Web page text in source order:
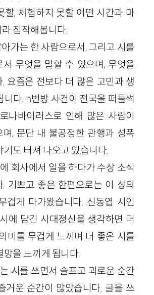
할, 체험하지 못할 어떤 시간과 마
짐작해봅니다.
가는 한 사람으로서, 그리고 시를
서 무엇을 말할 수 있으며, 무엇을
요즘은 전보다 더 많은 고민과 생
니다. n번방 사건이 전국을 떠들썩
나바이러스로 인해 많은 사람이
며, 문단 내 불공정한 관행과 성폭
기도 터져 나오고 있습니다.
회사에서 일을 하다가 수상 소식
기쁘고 좋은 한편으로는 이 상의
겁게 다가왔습니다. 신동엽 시인
에 담긴 시대정신을 생각하면 더
미를 무겁게 느끼며 더 좋은 시를
망을 느끼게 됩니다.
시를 쓰면서 슬프고 괴로운 순간
거운 순간이 많았습니다. 글을 쓰